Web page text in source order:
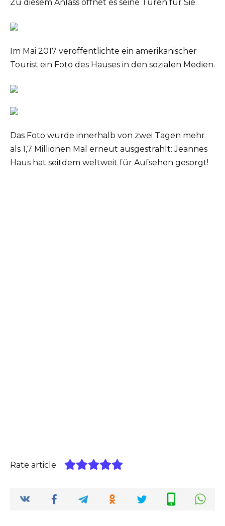
Zu diesem Anlass öffnet es seine Türen für Sie.
Im Mai 2017 veröffentlichte ein amerikanischer
Tourist ein Foto des Hauses in den sozialen Medien.
Das Foto wurde innerhalb von zwei Tagen mehr
als 1,7 Millionen Mal erneut ausgestrahlt: Jeannes
Haus hat seitdem weltweit für Aufsehen gesorgt!
Rate article